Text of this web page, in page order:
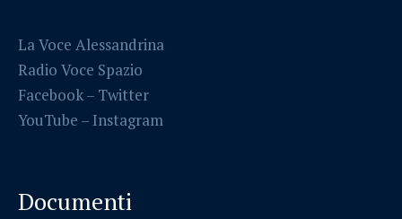
La Voce Alessandrina
Radio Voce Spazio
Facebook– Twitter
YouTube – Instagram
Documenti